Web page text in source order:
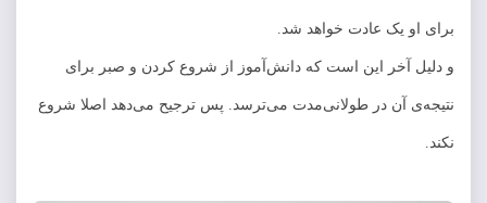
برای او یک عادت خواهد شد.
و دلیل آخر این است که دانش‌آموز از شروع کردن و صبر برای
نتیجه‌ی آن در طولانی‌مدت می‌ترسد. پس ترجیح می‌دهد اصلا شروع
نکند.